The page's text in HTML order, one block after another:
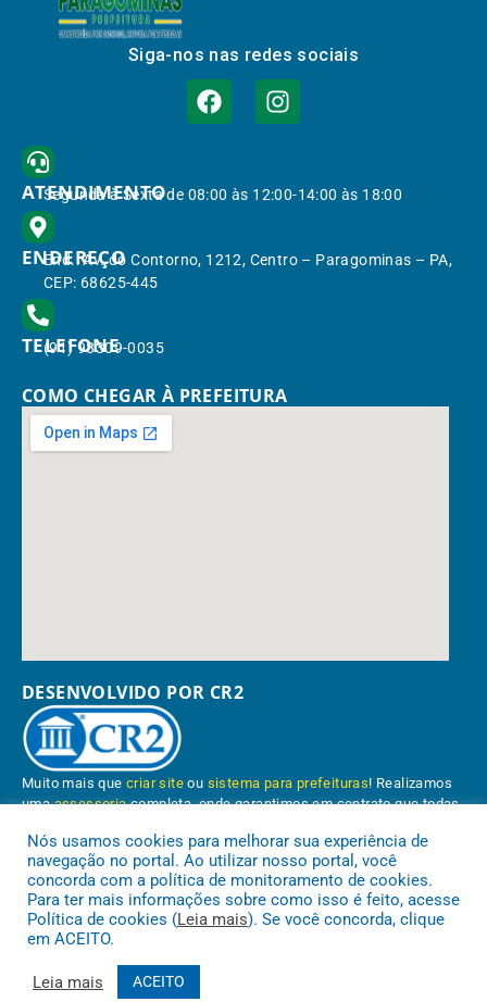
Siga-nos nas redes sociais
ATENDIMENTO
Segunda à Sexta de 08:00 às 12:00-14:00 às 18:00
ENDEREÇO
End.: Av. do Contorno, 1212, Centro – Paragominas – PA,
CEP: 68625-445
TELEFONE
(91) 98309-0035
COMO CHEGAR À PREFEITURA
DESENVOLVIDO POR CR2
Muito mais quecriar site ou sistema para prefeituras! Realizamos
umaassessoriacompleta, onde garantimos em contrato que todas
Conheça oPNTP e oRadar da Transparência Pública
Nós usamos cookies para melhorar sua experiência de
navegação no portal. Ao utilizar nosso portal, você
concorda com a política de monitoramento de cookies.
Para ter mais informações sobre como isso é feito, acesse
Política de cookies (Leia mais). Se você concorda, clique
em ACEITO.
Leia mais ACEITO